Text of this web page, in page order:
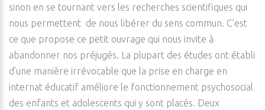
sinon en se tournant vers les recherches scientifiques qui
nous permettent de nous libérer du sens commun. C’est
ce que propose ce petit ouvrage qui nous invite à
abandonner nos préjugés. La plupart des études ont établi
d’une manière irrévocable que la prise en charge en
internat éducatif améliore le fonctionnement psychosocial
des enfants et adolescents qui y sont placés. Deux